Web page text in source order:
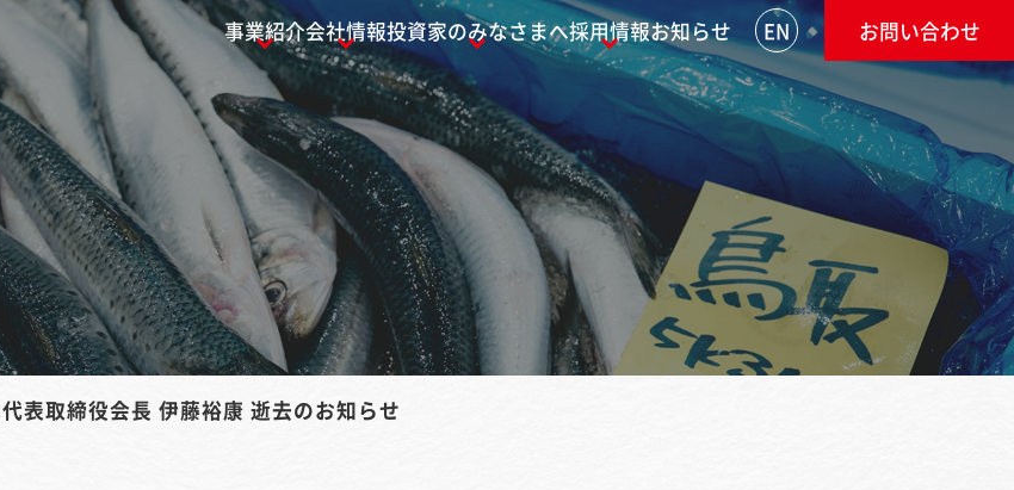
事業紹介会社情報投資家のみなさまへ採用情報お知らせ EN お問い合わせ
表取締役会長 伊藤裕康 逝去のお知らせ